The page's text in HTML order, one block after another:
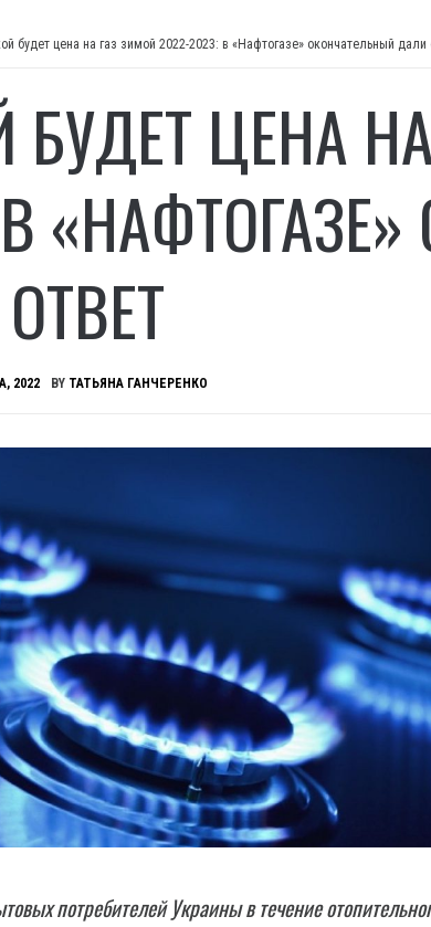
будет цена на газ зимой 2022-2023: в «Нафтогазе» окончательный дали
БУДЕТ ЦЕНА
2022 BY ТАТЬЯНА ГАНЧЕРЕНКО
потребителей Украины в течение